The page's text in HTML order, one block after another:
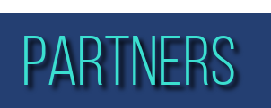
PARTNERS